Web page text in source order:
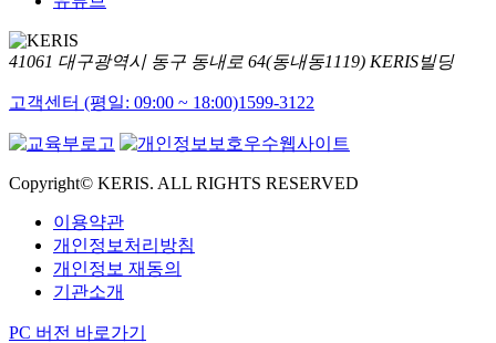
41061 대구광역시 동구 동내로 64(동내동1119) KERIS빌딩
고객센터 (평일: 09:00 ~ 18:00)1599-3122
Copyright© KERIS. ALL RIGHTS RESERVED
이용약관
개인정보처리방침
개인정보 재동의
기관소개
PC 버전 바로가기